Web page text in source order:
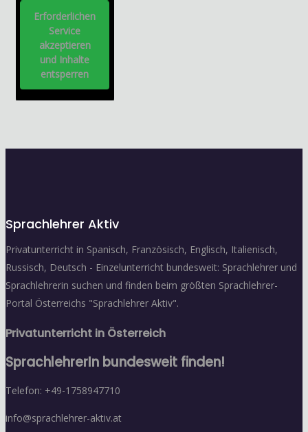
Erforderlichen
Service
akzeptieren
und Inhalte
entsperren
Sprachlehrer Aktiv
Privatunterricht in Spanisch, Französisch, Englisch, Italienisch,
Russisch, Deutsch - Einzelunterricht bundesweit: Sprachlehrer und
Sprachlehrerin suchen und finden beim größten Sprachlehrer-
Portal Österreichs "Sprachlehrer Aktiv".
Privatunterricht in Österreich
SprachlehrerIn bundesweit finden!
Telefon: +49-1758947710
info@sprachlehrer-aktiv.at